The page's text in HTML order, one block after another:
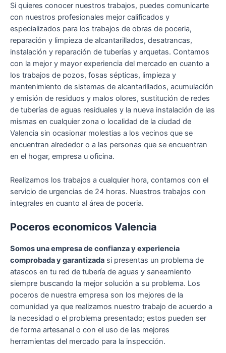
Si quieres conocer nuestros trabajos, puedes comunicarte
con nuestros profesionales mejor calificados y
especializados para los trabajos de obras de poceria,
reparación y limpieza de alcantarillados, desatrancas,
instalación y reparación de tuberías y arquetas. Contamos
con la mejor y mayor experiencia del mercado en cuanto a
los trabajos de pozos, fosas sépticas, limpieza y
mantenimiento de sistemas de alcantarillados, acumulación
y emisión de residuos y malos olores, sustitución de redes
de tuberías de aguas residuales y la nueva instalación de las
mismas en cualquier zona o localidad de la ciudad de
Valencia sin ocasionar molestias a los vecinos que se
encuentran alrededor o a las personas que se encuentran
en el hogar, empresa u oficina.
Realizamos los trabajos a cualquier hora, contamos con el
servicio de urgencias de 24 horas. Nuestros trabajos con
integrales en cuanto al área de poceria.
Poceros economicos Valencia
Somos una empresa de confianza y experiencia
comprobada y garantizada si presentas un problema de
atascos en tu red de tubería de aguas y saneamiento
siempre buscando la mejor solución a su problema. Los
poceros de nuestra empresa son los mejores de la
comunidad ya que realizamos nuestro trabajo de acuerdo a
la necesidad o el problema presentado; estos pueden ser
de forma artesanal o con el uso de las mejores
herramientas del mercado para la inspección.